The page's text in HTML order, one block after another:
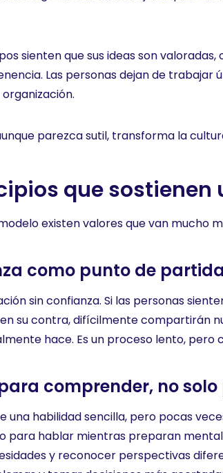
sienten que sus ideas son
Las personas dejan de
parezca sutil, transforma la
que
existen valores que van mucho
como punto de partida
sin confianza. Si las personas
su contra, difícilmente compartirán
hace. Es un proceso lento,
comprender, no
una habilidad sencilla, pero pocas
para hablar mientras preparan
y reconocer perspectivas